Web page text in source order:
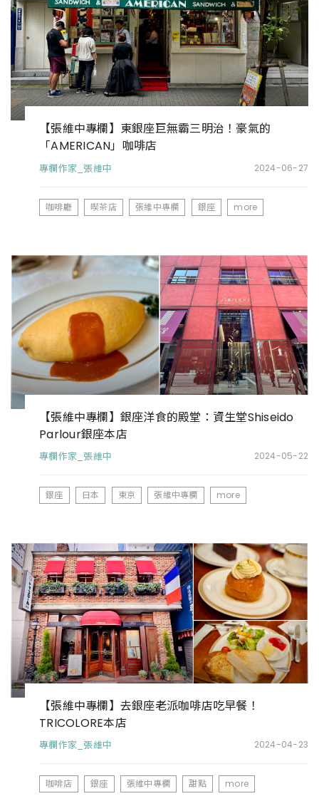
【張維中專欄】東銀座巨無霸三明治！豪氣的
「AMERICAN」咖啡店
專欄作家_張維中 2024-06-27
咖啡廳 喫茶店 張維中專欄 銀座 more
【張維中專欄】銀座洋食的殿堂：資生堂Shiseido
Parlour銀座本店
專欄作家_張維中 2024-05-22
銀座 日本 東京 張維中專欄 more
【張維中專欄】去銀座老派咖啡店吃早餐！
TRICOLORE本店
專欄作家_張維中 2024-04-23
咖啡店 銀座 張維中專欄 甜點 more